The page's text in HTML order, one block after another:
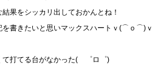
果をシッカリ出しておかんとね！
を書きたいと思いマックスハートｖ(⌒ｏ⌒)ｖ
て打てる台がなかった( ゜ロ゜)